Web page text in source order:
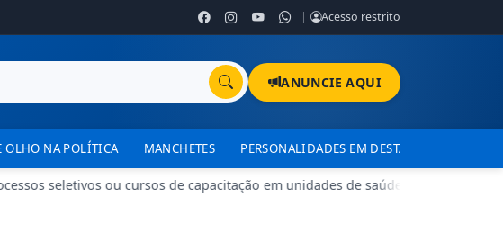
| Acesso restrito
ANUNCIE AQUI
OLHO NA POLÍTICA MANCHETES PERSONALIDADES EM DESTAQUE
seletivos ou cursos de capacitação em unidades de saúde do DF